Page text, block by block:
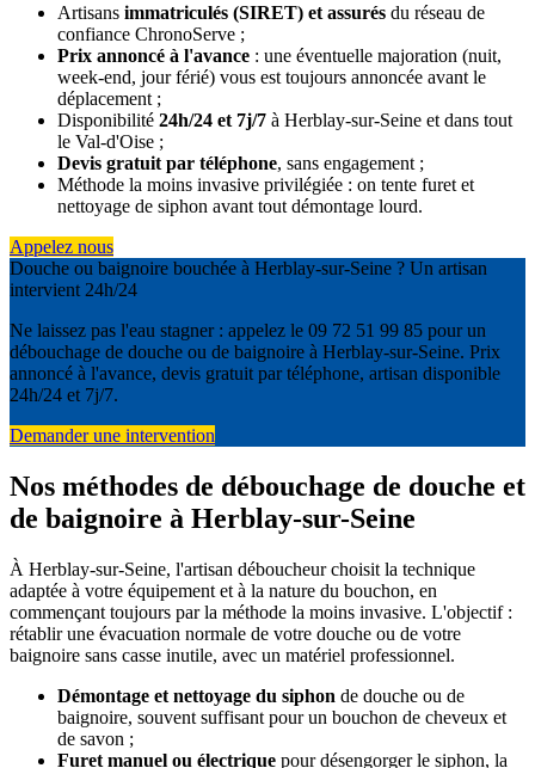
Artisans immatriculés (SIRET) et assurés du réseau de
confiance ChronoServe ;
Prix annoncé à l'avance : une éventuelle majoration (nuit,
week-end, jour férié) vous est toujours annoncée avant le
déplacement ;
Disponibilité 24h/24 et 7j/7 à Herblay-sur-Seine et dans tout
le Val-d'Oise ;
Devis gratuit par téléphone, sans engagement ;
Méthode la moins invasive privilégiée : on tente furet et
nettoyage de siphon avant tout démontage lourd.
Appelez nous
Douche ou baignoire bouchée à Herblay-sur-Seine ? Un artisan
intervient 24h/24
Ne laissez pas l'eau stagner : appelez le 09 72 51 99 85 pour un
débouchage de douche ou de baignoire à Herblay-sur-Seine. Prix
annoncé à l'avance, devis gratuit par téléphone, artisan disponible
24h/24 et 7j/7.
Demander une intervention
Nos méthodes de débouchage de douche et
de baignoire à Herblay-sur-Seine
À Herblay-sur-Seine, l'artisan déboucheur choisit la technique
adaptée à votre équipement et à la nature du bouchon, en
commençant toujours par la méthode la moins invasive. L'objectif :
rétablir une évacuation normale de votre douche ou de votre
baignoire sans casse inutile, avec un matériel professionnel.
Démontage et nettoyage du siphon de douche ou de
baignoire, souvent suffisant pour un bouchon de cheveux et
de savon ;
Furet manuel ou électrique pour désengorger le siphon, la